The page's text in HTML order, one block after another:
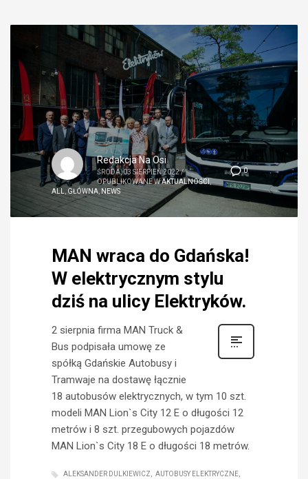
0
Redakcja Na Osi
ŚRODA, 03 SIERPIEŃ 2022/
OPUBLIKOWANE WAKTUALNOŚCI,
ALL, GŁÓWNA, NEWS
MAN wraca do Gdańska!
W elektrycznym stylu
dziś na ulicy Elektryków.
2 sierpnia firma MAN Truck &
Bus podpisała umowę ze
spółką Gdańskie Autobusy i
Tramwaje na dostawę łącznie
18 autobusów elektrycznych, w tym 10 szt.
modeli MAN Lion`s City 12 E o długości 12
metrów i 8 szt. przegubowych pojazdów
MAN Lion`s City 18 E o długości 18 metrów.
ALEKSANDER DULKIEWICZ
AUTOBUSY ELEKTRYCZNE